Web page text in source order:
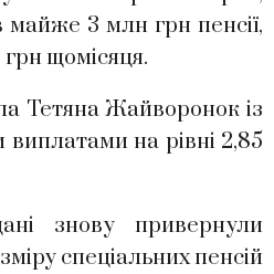
майже 3 млн грн пенсії,
щомісяця.
Тетяна Жайворонок із
на рівні 2,85
знову привернули
спеціальних пенсій